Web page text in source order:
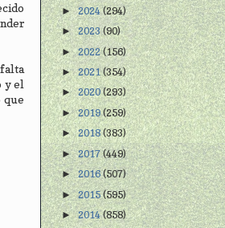
y el
que
►2024(294)
►2023(90)
►2022(156)
►2021(354)
►2020(293)
►2019(259)
►2018(383)
►2017(449)
►2016(507)
►2015(595)
►2014(858)